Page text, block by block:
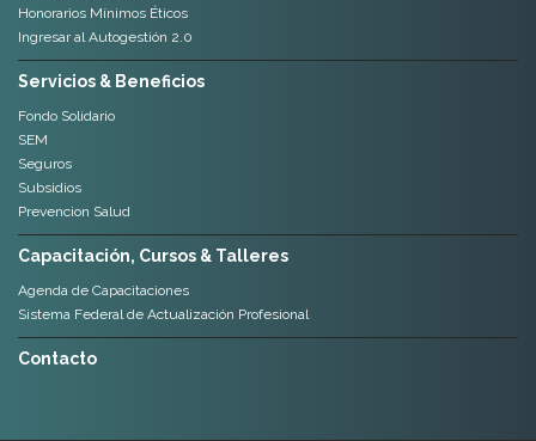
Honorarios Mínimos Éticos
Ingresar al Autogestión 2.0
Servicios & Beneficios
Fondo Solidario
SEM
Seguros
Subsidios
Prevencion Salud
Capacitación, Cursos & Talleres
Agenda de Capacitaciones
Sistema Federal de Actualización Profesional
Contacto